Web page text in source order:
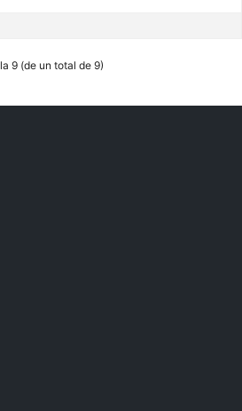
9 (de un total de 9)